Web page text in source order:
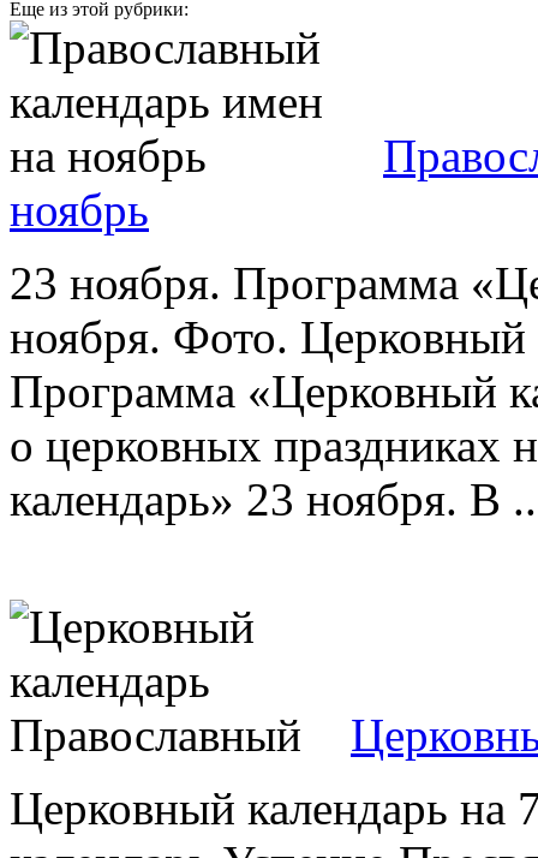
Еще из этой рубрики:
ноябрь
23 ноября. Программа
ноября. Фото. Церковный
Программа «Церковный
о церковных праздниках
календарь» 23 ноября. В
Церковный календарь